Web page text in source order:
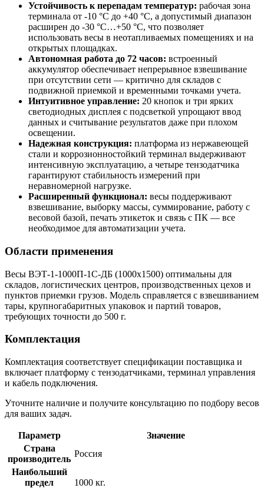
Устойчивость к перепадам температур: рабочая зона
терминала от -10 °C до +40 °C, а допустимый диапазон
расширен до -30 °C…+50 °C, что позволяет
использовать весы в неотапливаемых помещениях и на
открытых площадках.
Автономная работа до 72 часов: встроенный
аккумулятор обеспечивает непрерывное взвешивание
при отсутствии сети — критично для складов с
подвижной приемкой и временными точками учета.
Интуитивное управление: 20 кнопок и три ярких
светодиодных дисплея с подсветкой упрощают ввод
данных и считывание результатов даже при плохом
освещении.
Надежная конструкция: платформа из нержавеющей
стали и коррозионностойкий терминал выдерживают
интенсивную эксплуатацию, а четыре тензодатчика
гарантируют стабильность измерений при
неравномерной нагрузке.
Расширенный функционал: весы поддерживают
взвешивание, выборку массы, суммирование, работу с
весовой базой, печать этикеток и связь с ПК — все
необходимое для автоматизации учета.
Области применения
Весы ВЭТ-1-1000П-1С-ДБ (1000х1500) оптимальны для
складов, логистических центров, производственных цехов и
пунктов приемки грузов. Модель справляется с взвешиванием
тары, крупногабаритных упаковок и партий товаров,
требующих точности до 500 г.
Комплектация
Комплектация соответствует спецификации поставщика и
включает платформу с тензодатчиками, терминал управления
и кабель подключения.
Уточните наличие и получите консультацию по подбору весов
для ваших задач.
Параметр
Значение
Страна
производитель
Россия
Наибольший
предел
1000 кг.